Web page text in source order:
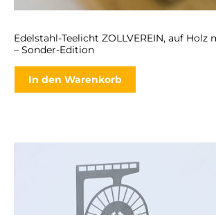
Edelstahl-Teelicht ZOLLVEREIN, auf
– Sonder-Edition
In den Warenkorb